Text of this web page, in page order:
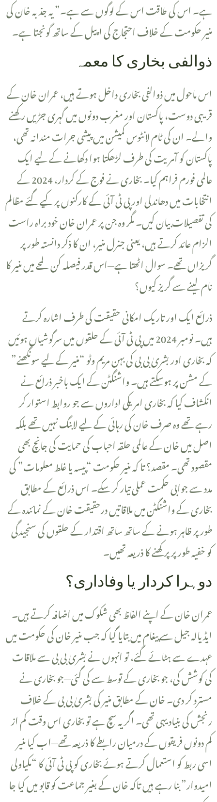
ہے۔ اس کی طاقت اس کے لوگوں سے ہے۔” یہ جذبہ خان کی
منیر حکومت کے خلاف احتجاج کی اپیل کے ساتھ گونجتا ہے۔
‎ذوالفی بخاری کا معمہ
قریبی دوست، پاکستان اور مغرب دونوں میں گہری جڑیں رکھنے
والے۔ ان کی ٹام لانٹوس کمیشن میں پیشی جرات مندانہ تھی،
پاکستان کو آمریت کی طرف لڑھکتا ہوا دکھانے کے لیے ایک
عالمی فورم فراہم کیا۔ بخاری نے فوج کے کردار، 2024 کے
انتخابات میں دھاندلی اور پی ٹی آئی کے کارکنوں پر کیے گئے مظالم
کی تفصیلات بیان کیں۔ مگر وہ جن پر عمران خان خود براہ راست
الزام عائد کرتے ہیں، یعنی جنرل منیر، ان کا ذکر دانستہ طور پر
گریزاں تھے۔ سوال اٹھتا ہے—اس قدر فیصلہ کن لمحے میں منیر کا
نام لینے سے گریز کیوں؟
ہیں۔ نومبر 2024 میں پی ٹی آئی کے حلقوں میں سرگوشیاں ہوئیں
کہ بخاری اور بشریٰ بی بی کی بہن مریم وٹو “منیر کے لیے سونگھنے”
کے مشن پر ہوسکتے ہیں۔ واشنگٹن کے ایک باخبر ذرائع نے
انکشاف کیا کہ بخاری امریکی اداروں سے جو روابط استوار کر
رہے تھے وہ صرف خان کی رہائی کے لیے لابنگ نہیں تھے بلکہ
اصل میں خان کے عالمی حلقہ احباب کی حمایت کی جانچ بھی
مقصود تھی۔ مقصد؟ تا کہ منیر حکومت “پیسہ یا غلط معلومات” کی
مدد سے جوابی حکمت عملی تیار کر سکے۔ اس ذرائع کے مطابق
بخاری کے واشنگٹن میں ملاقاتیں درحقیقت خان کے نمائندہ کے
طور پر ظاہر ہونے کے ساتھ ساتھ اقتدار کے حلقوں کی سنجیدگی
کو خفیہ طور پر پرکھنے کا ذریعہ تھیں۔
‎دوہرا کردار یا وفاداری؟
ایڈیالہ جیل سے پیغام میں بتایا گیا کہ جب منیر خان کی حکومت میں
عہدے سے ہٹائے گئے، تو انہوں نے بشریٰ بی بی سے ملاقات
کی کوشش کی، جو بخاری کے توسط سے کی گئی—جو بخاری نے
مسترد کر دی۔ خان کے مطابق منیر کی بشریٰ بی بی کے خلاف
رنجش کی بنیاد یہی تھی۔ اگر یہ سچ ہے تو بخاری اس وقت کم از
کم دونوں فریقوں کے درمیان رابطے کا ذریعہ تھے—اب کیا منیر
اسی ربط کو استعمال کرتے ہوئے بخاری کو پی ٹی آئی کا “مکیاولی
امیدوار” بنا رہے ہیں تاکہ خان کے بغیر جماعت کو قابو میں کیا جا